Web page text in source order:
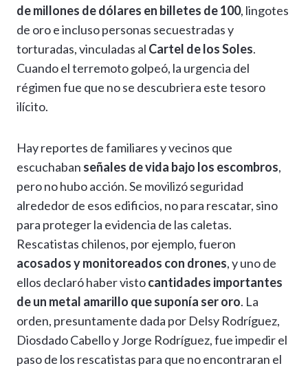
de millones de dólares en billetes de 100, lingotes
de oro e incluso personas secuestradas y
torturadas, vinculadas al Cartel de los Soles.
Cuando el terremoto golpeó, la urgencia del
régimen fue que no se descubriera este tesoro
ilícito.
Hay reportes de familiares y vecinos que
escuchaban señales de vida bajo los escombros,
pero no hubo acción. Se movilizó seguridad
alrededor de esos edificios, no para rescatar, sino
para proteger la evidencia de las caletas.
Rescatistas chilenos, por ejemplo, fueron
acosados y monitoreados con drones, y uno de
ellos declaró haber vistocantidades importantes
de un metal amarillo que suponía ser oro. La
orden, presuntamente dada por Delsy Rodríguez,
Diosdado Cabello y Jorge Rodríguez, fue impedir el
paso de los rescatistas para que no encontraran el